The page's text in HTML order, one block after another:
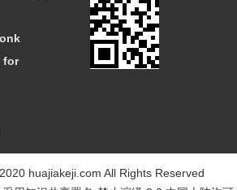
for
huajiakeji.com All Rights Reserved